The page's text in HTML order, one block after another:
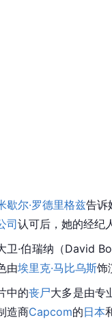
歇尔·罗德里格兹告诉
司认可后，她的经纪
卫·伯瑞纳（David
由埃里克·马比乌斯饰
中的丧尸大多是由专
造商Capcom的日本